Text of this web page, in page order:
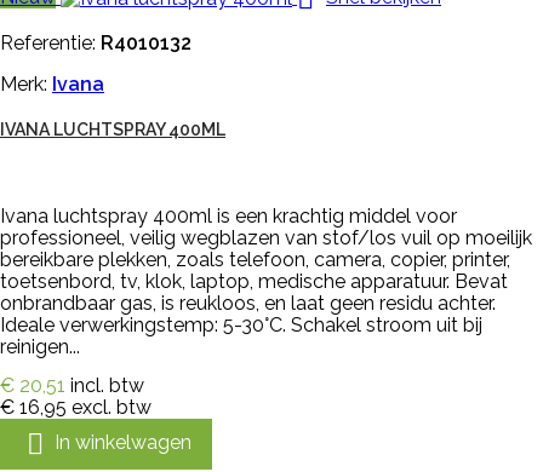
Referentie: R4010132
Merk: Ivana
IVANA LUCHTSPRAY 400ML
Ivana luchtspray 400ml is een krachtig middel voor
professioneel, veilig wegblazen van stof/los vuil op moeilijk
bereikbare plekken, zoals telefoon, camera, copier, printer,
toetsenbord, tv, klok, laptop, medische apparatuur. Bevat
onbrandbaar gas, is reukloos, en laat geen residu achter.
Ideale verwerkingstemp: 5-30°C. Schakel stroom uit bij
reinigen...
€ 20,51 incl. btw
€ 16,95 excl. btw
 In winkelwagen